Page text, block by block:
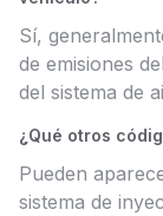
Sí,
de emisiones
del sistema de
¿Qué otros
Pueden
sistema de